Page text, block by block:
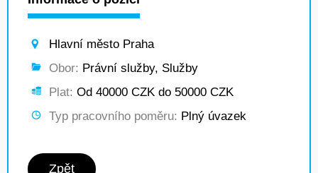
Hlavní město Praha
Obor: Právní služby, Služby
Plat: Od 40000 CZK do 50000 CZK
Typ pracovního poměru: Plný úvazek
Zpět